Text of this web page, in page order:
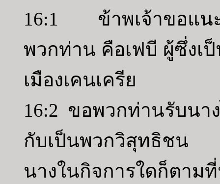
16:1 ข้าพเจ้าขอแนะ
พวกท่าน คือเฟบี ผู้ซึ่งเ
เมืองเคนเครีย
16:2 ขอพวกท่านรับนา
กับเป็นพวกวิสุทธิชน
นางในกิจการใดก็ตาม